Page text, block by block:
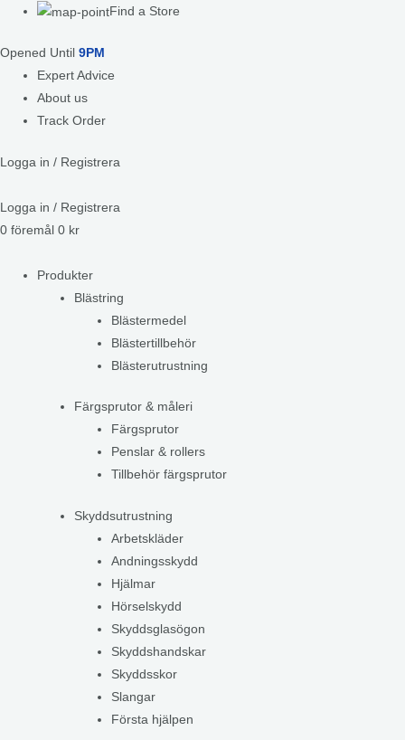
Find a Store
Opened Until 9PM
Expert Advice
About us
Track Order
Logga in / Registrera
Logga in / Registrera
0 föremål 0 kr
Produkter
Blästring
Blästermedel
Blästertillbehör
Blästerutrustning
Färgsprutor & måleri
Färgsprutor
Penslar & rollers
Tillbehör färgsprutor
Skyddsutrustning
Arbetskläder
Andningsskydd
Hjälmar
Hörselskydd
Skyddsglasögon
Skyddshandskar
Skyddsskor
Slangar
Första hjälpen